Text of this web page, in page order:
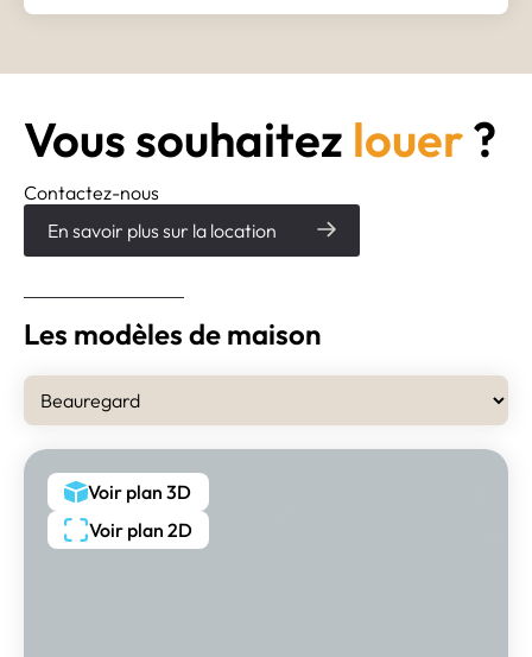
Vous souhaitez louer?
Contactez-nous
En savoir plus sur la location
Les modèles de maison
Voir plan 3D
Voir plan 2D